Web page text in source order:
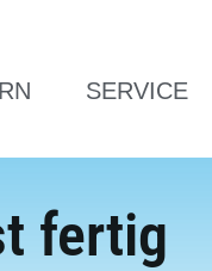
SERVICE
fertig